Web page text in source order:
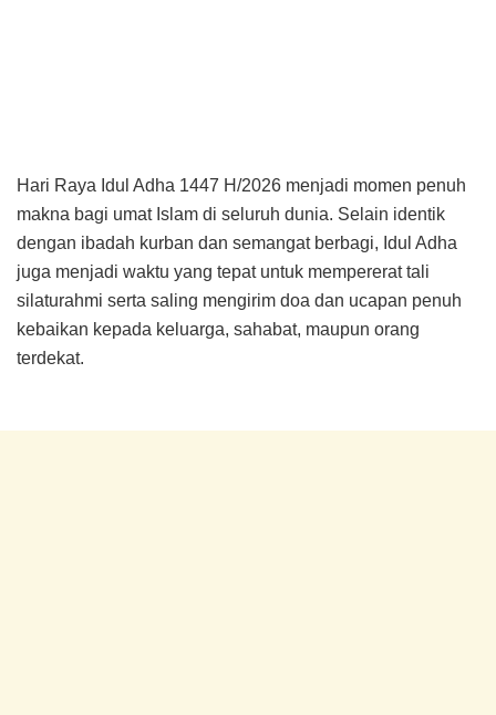
Hari Raya Idul Adha 1447 H/2026 menjadi momen penuh
makna bagi umat Islam di seluruh dunia. Selain identik
dengan ibadah kurban dan semangat berbagi, Idul Adha
juga menjadi waktu yang tepat untuk mempererat tali
silaturahmi serta saling mengirim doa dan ucapan penuh
kebaikan kepada keluarga, sahabat, maupun orang
terdekat.